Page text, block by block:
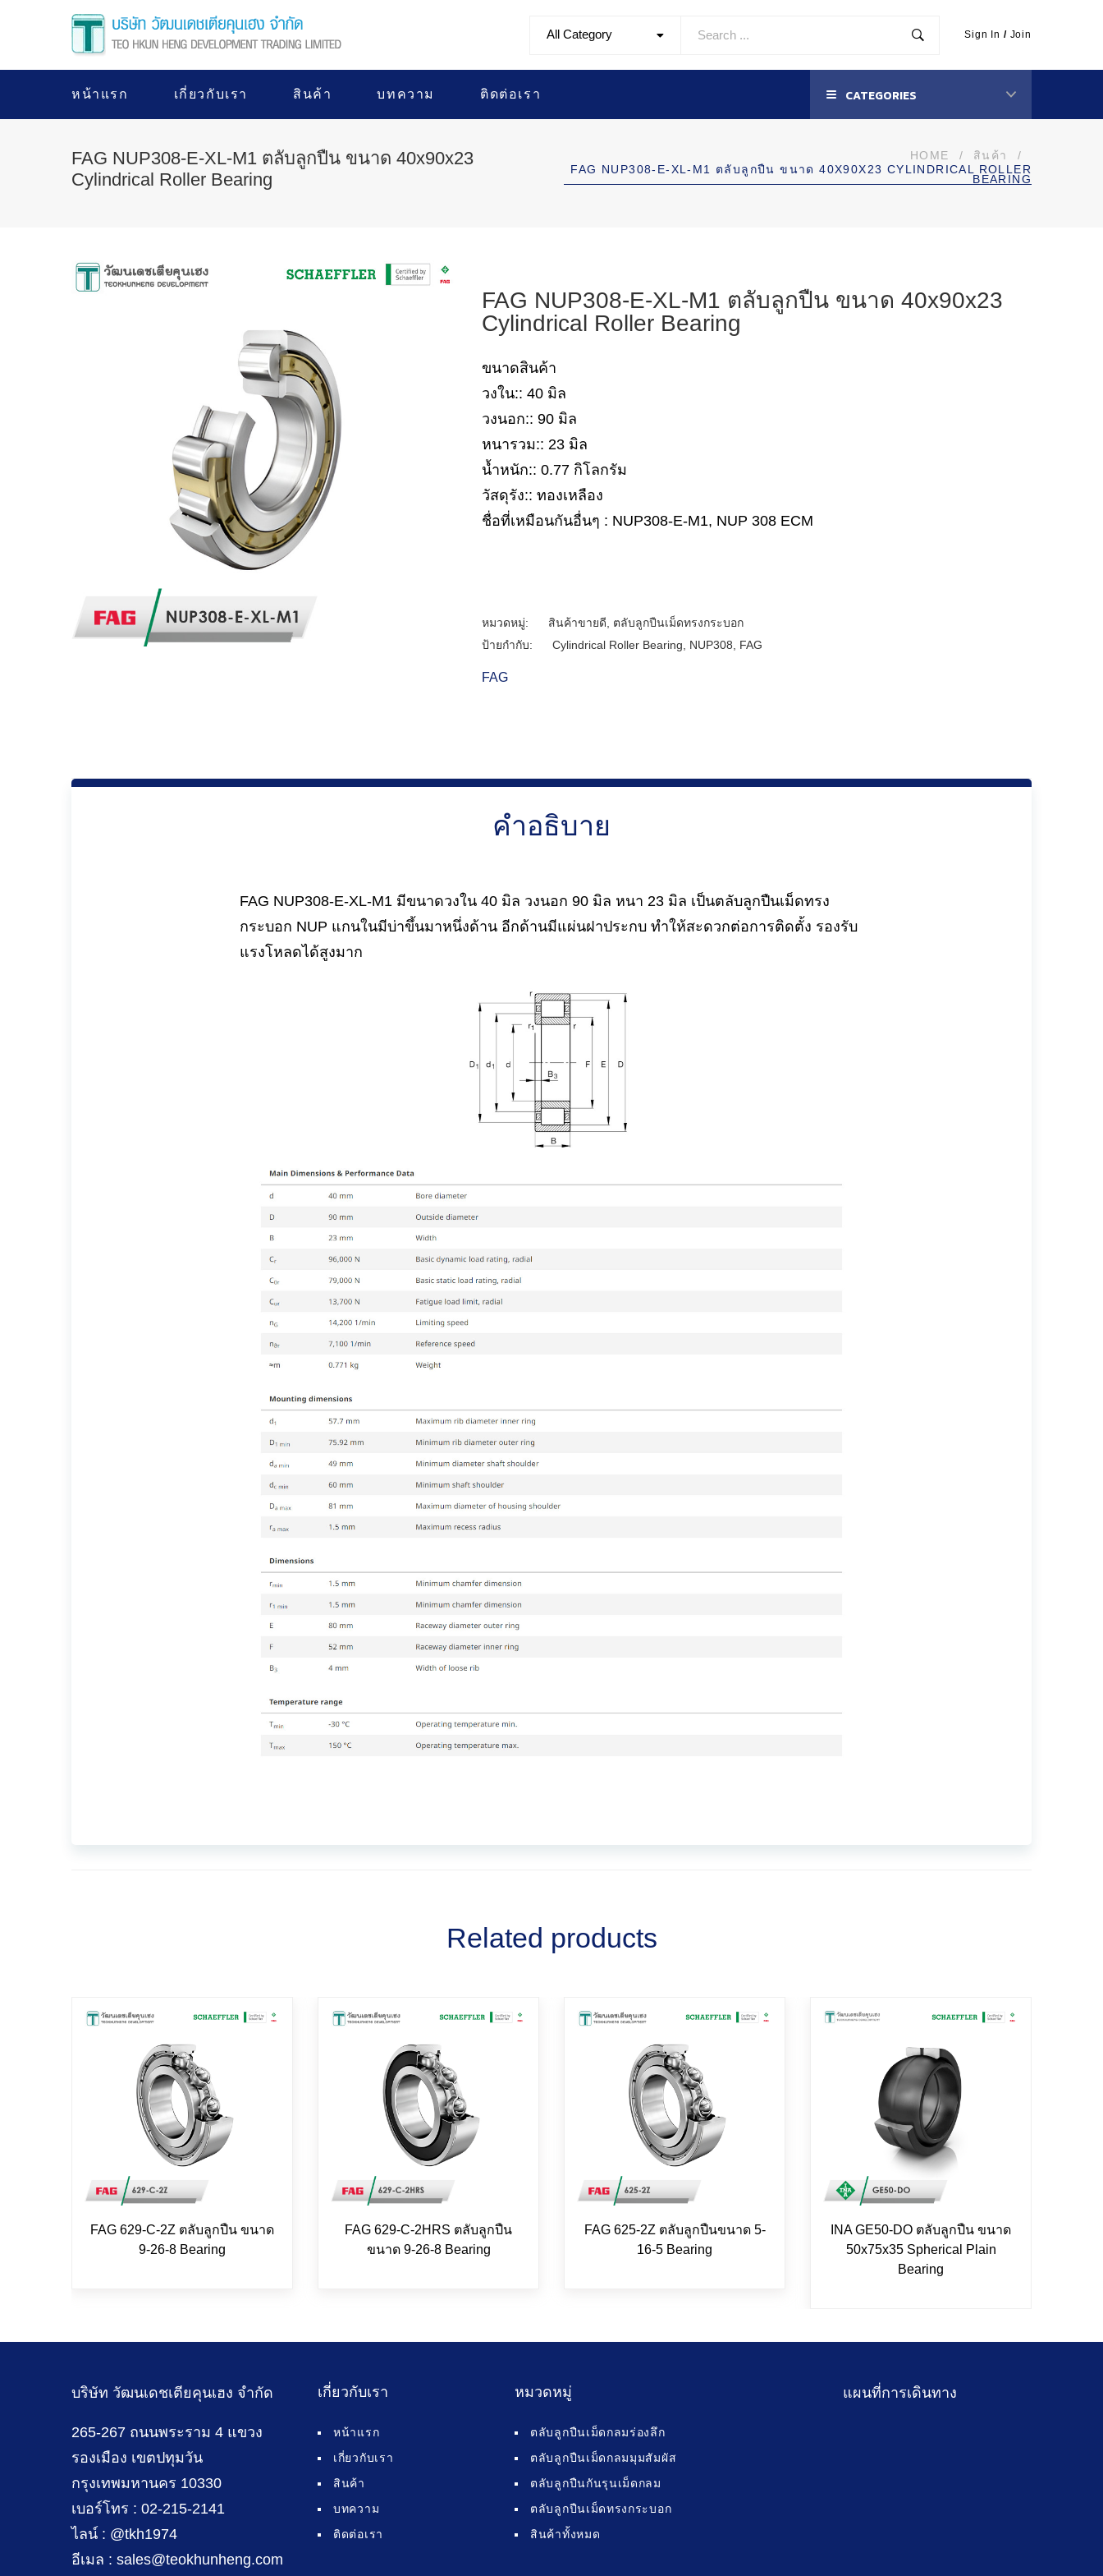
All Category Sign In / Join
หน้าแรก เกี่ยวกับเรา สินค้า บทความ ติดต่อเรา CATEGORIES
FAG NUP308-E-XL-M1 ตลับลูกปืน ขนาด 40x90x23
Cylindrical Roller Bearing
HOME / สินค้า
/
FAG NUP308-E-XL-M1 ตลับลูกปืน ขนาด 40X90X23 CYLINDRICAL ROLLER
BEARING
FAG NUP308-E-XL-M1 ตลับลูกปืน ขนาด 40x90x23
Cylindrical Roller Bearing
ขนาดสินค้า
วงใน:: 40 มิล
วงนอก:: 90 มิล
หนารวม:: 23 มิล
น้ำหนัก:: 0.77 กิโลกรัม
วัสดุรัง:: ทองเหลือง
ชื่อที่เหมือนกันอื่นๆ : NUP308-E-M1, NUP 308 ECM
หมวดหมู่: สินค้าขายดี
ตลับลูกปืนเม็ดทรงกระบอก
ป้ายกำกับ:
Cylindrical Roller Bearing NUP308 FAG
FAG
คำอธิบาย
FAG NUP308-E-XL-M1 มีขนาดวงใน 40 มิล วงนอก 90 มิล หนา 23 มิล เป็นตลับลูกปืนเม็ดทรง
กระบอก NUP แกนในมีบ่าขึ้นมาหนึ่งด้าน อีกด้านมีแผ่นฝาประกบ ทำให้สะดวกต่อการติดตั้ง รองรับ
แรงโหลดได้สูงมาก
Related products
FAG 629-C-2Z ตลับลูกปืน ขนาด
9-26-8 Bearing
FAG 629-C-2HRS ตลับลูกปืน
ขนาด 9-26-8 Bearing
FAG 625-2Z ตลับลูกปืนขนาด 5-
16-5 Bearing
INA GE50-DO ตลับลูกปืน ขนาด
50x75x35 Spherical Plain
Bearing
บริษัท วัฒนเดชเตียคุนเฮง จำกัด
265-267 ถนนพระราม 4 แขวง
รองเมือง เขตปทุมวัน
กรุงเทพมหานคร 10330
เบอร์โทร : 02-215-2141
ไลน์ : @tkh1974
อีเมล : sales@teokhunheng.com
เกี่ยวกับเรา
หน้าแรก
เกี่ยวกับเรา
สินค้า
บทความ
ติดต่อเรา
หมวดหมู่
ตลับลูกปืนเม็ดกลมร่องลึก
ตลับลูกปืนเม็ดกลมมุมสัมผัส
ตลับลูกปืนกันรุนเม็ดกลม
ตลับลูกปืนเม็ดทรงกระบอก
สินค้าทั้งหมด
แผนที่การเดินทาง